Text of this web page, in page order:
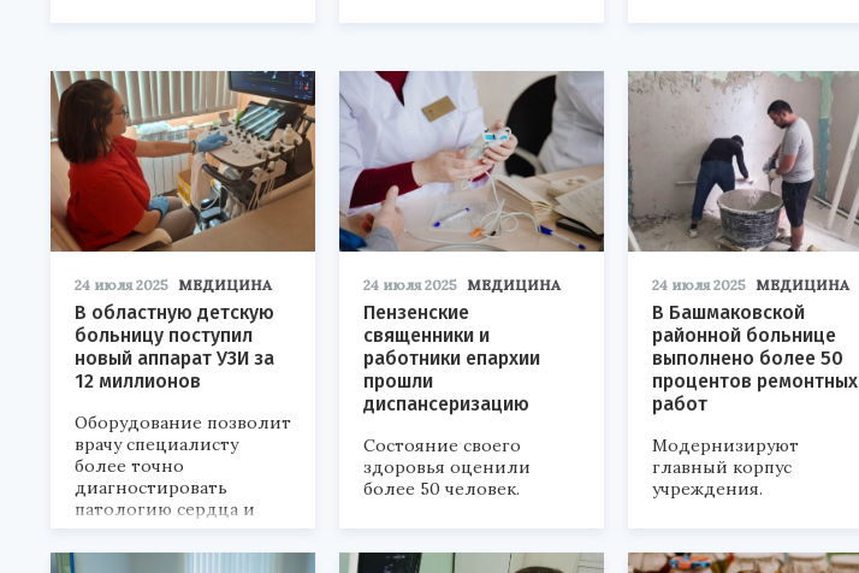
24 июля 2025 МЕДИЦИНА
В областную детскую
больницу поступил
новый аппарат УЗИ за
12 миллионов
Оборудование позволит
врачу специалисту
более точно
диагностировать
патологию сердца и
сосудов.
24 июля 2025 МЕДИЦИНА
Пензенские
священники и
работники епархии
прошли
диспансеризацию
Состояние своего
здоровья оценили
более 50 человек.
24 июля 2025 МЕДИЦИНА
В Башмаковской
районной больнице
выполнено более 50
процентов ремонтных
работ
Модернизируют
главный корпус
учреждения.